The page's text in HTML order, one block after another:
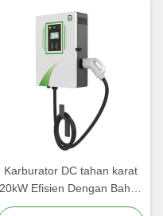
Karburator DC tahan karat
20kW Efisien Dengan Bahan
Alloy Aluminium Kekuatan